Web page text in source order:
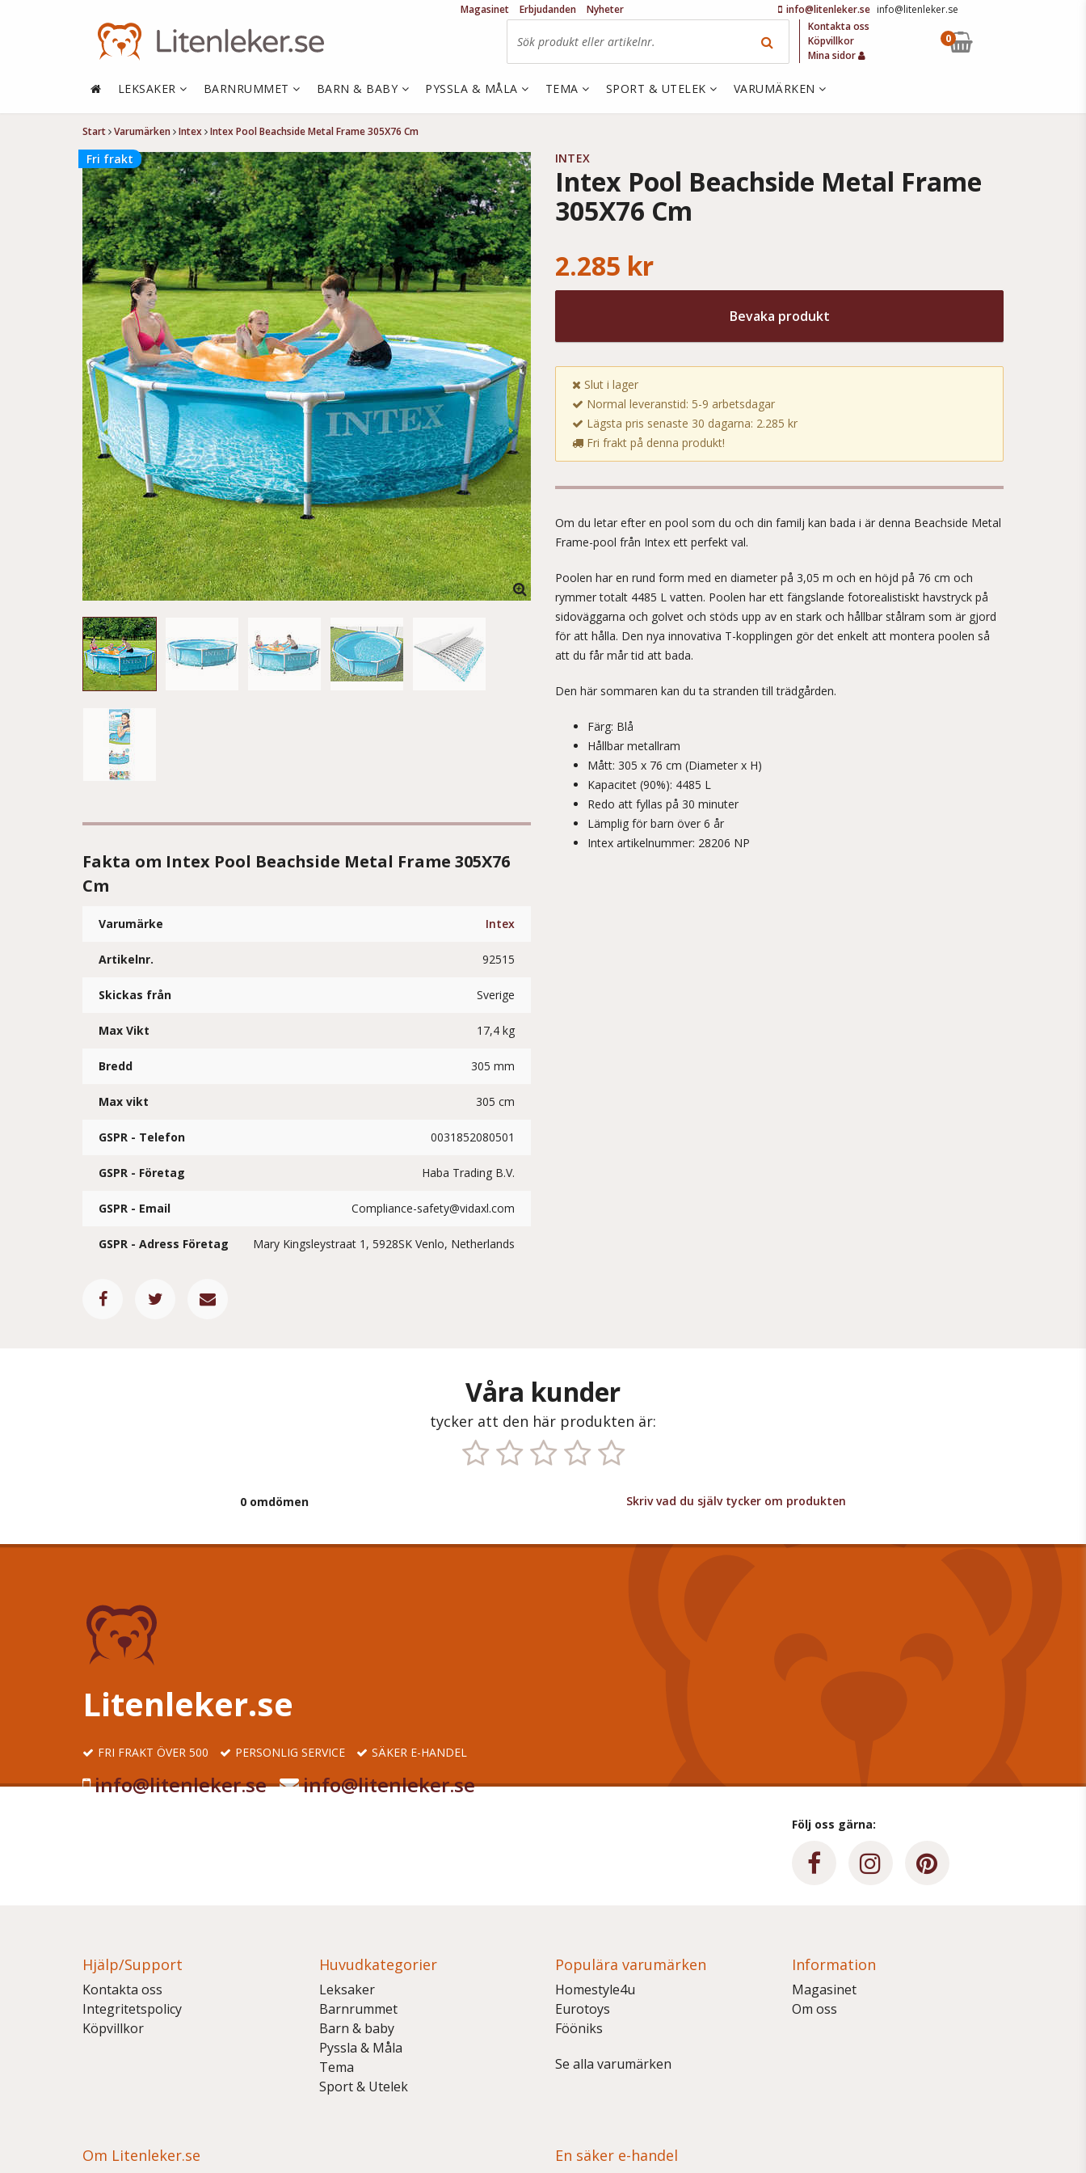
Start Varumärken Intex Intex Pool Beachside Metal Frame 305X76 Cm
Fri frakt
Fakta om Intex Pool Beachside Metal Frame 305X76
Cm
Varumärke Intex
Artikelnr. 92515
Skickas från Sverige
Max Vikt 17,4 kg
Bredd 305 mm
Max vikt 305 cm
GSPR - Telefon 0031852080501
GSPR - Företag Haba Trading B.V.
GSPR - Email Compliance-safety@vidaxl.com
GSPR - Adress Företag Mary Kingsleystraat 1, 5928SK Venlo, Netherlands
INTEX
Intex Pool Beachside Metal Frame
305X76 Cm
2.285 kr
Bevaka produkt
Slut i lager
Normal leveranstid: 5-9 arbetsdagar
Lägsta pris senaste 30 dagarna: 2.285 kr
Fri frakt på denna produkt!
Om du letar efter en pool som du och din familj kan bada i är denna Beachside Metal
Frame-pool från Intex ett perfekt val.
Poolen har en rund form med en diameter på 3,05 m och en höjd på 76 cm och
rymmer totalt 4485 L vatten. Poolen har ett fängslande fotorealistiskt havstryck på
sidoväggarna och golvet och stöds upp av en stark och hållbar stålram som är gjord
för att hålla. Den nya innovativa T-kopplingen gör det enkelt att montera poolen så
att du får mår tid att bada.
Den här sommaren kan du ta stranden till trädgården.
Färg: Blå
Hållbar metallram
Mått: 305 x 76 cm (Diameter x H)
Kapacitet (90%): 4485 L
Redo att fyllas på 30 minuter
Lämplig för barn över 6 år
Intex artikelnummer: 28206 NP
Våra kunder
tycker att den här produkten är:
0 omdömen Skriv vad du själv tycker om produkten
Litenleker.se
FRI FRAKT ÖVER 500 PERSONLIG SERVICE SÄKER E-HANDEL
info@litenleker.se info@litenleker.se
Följ oss gärna:
Hjälp/Support
Kontakta oss
Integritetspolicy
Köpvillkor
Huvudkategorier
Leksaker
Barnrummet
Barn & baby
Pyssla & Måla
Tema
Sport & Utelek
Populära varumärken
Homestyle4u
Eurotoys
Fööniks
Se alla varumärken
Information
Magasinet
Om oss
Om Litenleker.se En säker e-handel
info@litenleker.se info@litenleker.se
Magasinet Erbjudanden
Nyheter
Kontakta oss
Köpvillkor
Mina sidor
0
LEKSAKER BARNRUMMET BARN & BABY PYSSLA & MÅLA TEMA SPORT & UTELEK VARUMÄRKEN